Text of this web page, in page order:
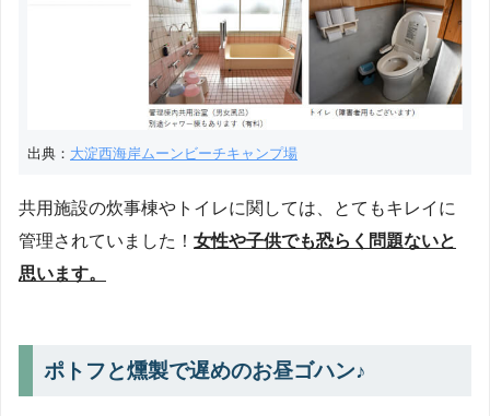
出典： 大淀西海岸ムーンビーチキャンプ場
共用施設の炊事棟やトイレに関しては、とてもキレイに
管理されていました！ 女性や子供でも恐らく問題ないと
思います。
ポトフと燻製で遅めのお昼ゴハン♪